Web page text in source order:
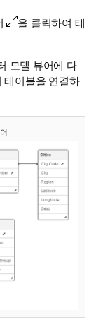
을 클릭하여 테
모델 뷰어에 다
테이블을 연결하